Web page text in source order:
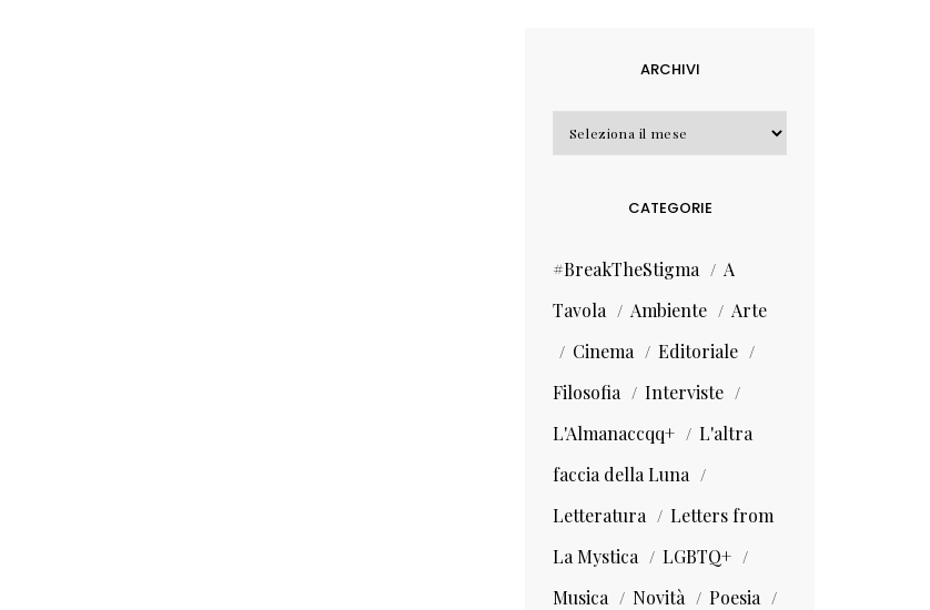
ARCHIVI
Archivi
CATEGORIE
#BreakTheStigma
A
Tavola
Ambiente
Arte
Cinema
Editoriale
Filosofia
Interviste
L'Almanaccqq+
L'altra
faccia della Luna
Letteratura
Letters from
La Mystica
LGBTQ+
Musica
Novità
Poesia